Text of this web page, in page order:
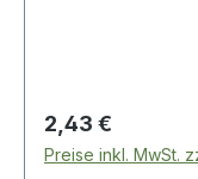
Regulärer Preis:
2,43 €
Preise inkl. MwSt.